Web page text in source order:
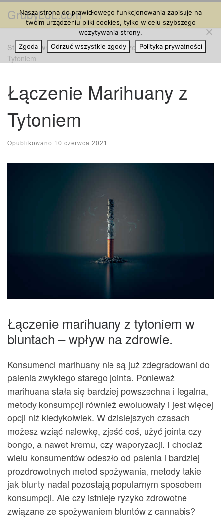
Przejdź do treści
GrubyLoL.com
Strona główna » Grube Artykuły » Łączenie Marihuany z
Tytoniem
Łączenie Marihuany z
Tytoniem
Opublikowano 10 czerwca 2021
Łączenie marihuany z tytoniem w
bluntach – wpływ na zdrowie.
Konsumenci marihuany nie są już zdegradowani do
palenia zwykłego starego jointa. Ponieważ
marihuana stała się bardziej powszechna i legalna,
metody konsumpcji również ewoluowały i jest więcej
opcji niż kiedykolwiek. W dzisiejszych czasach
możesz wziąć nalewkę, zjeść coś, użyć jointa czy
bongo, a nawet kremu, czy waporyzacji. I chociaż
wielu konsumentów odeszło od palenia i bardziej
prozdrowotnych metod spożywania, metody takie
jak blunty nadal pozostają popularnym sposobem
konsumpcji. Ale czy istnieje ryzyko zdrowotne
związane ze spożywaniem bluntów z cannabis?
Nasza strona do prawidłowego funkcjonowania zapisuje na
twoim urządzeniu pliki cookies, tylko w celu szybszego
wczytywania strony.
Zgoda
Odrzuć wszystkie zgody Polityka prywatności